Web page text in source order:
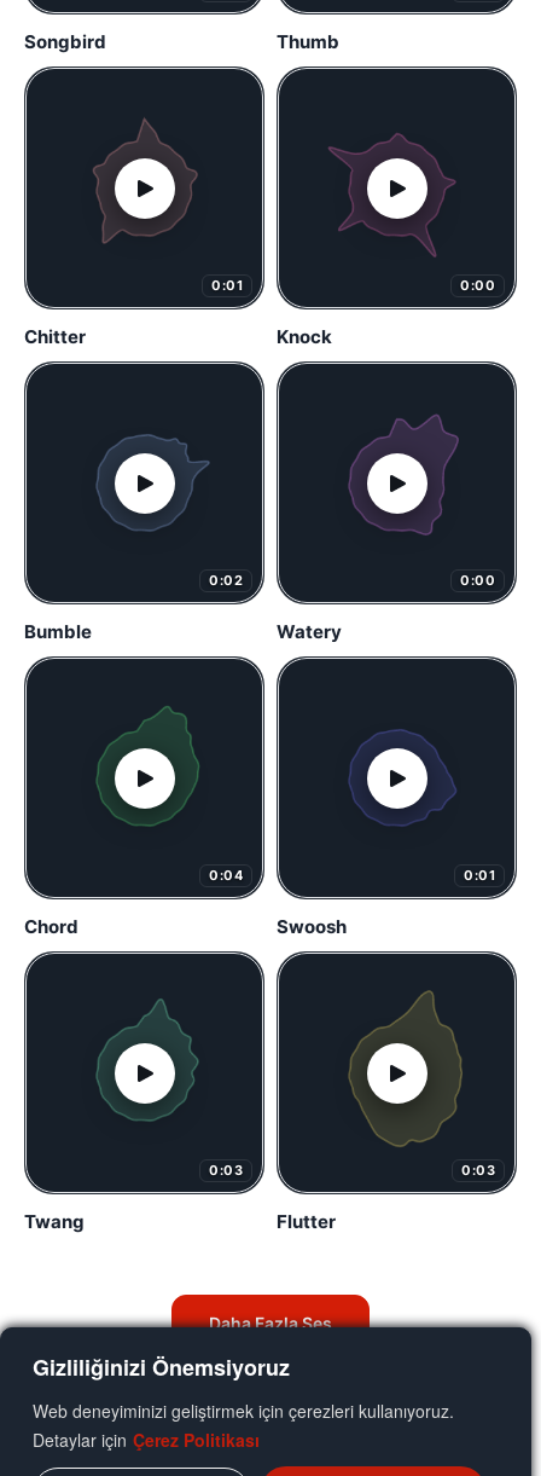
Gizliliğinizi Önemsiyoruz
Web deneyiminizi geliştirmek için çerezleri kullanıyoruz.
Detaylar için Çerez Politikası
Songbird Thumb
0:01
Chitter
0:00
Knock
0:02
Bumble
0:00
Watery
0:04
Chord
0:01
Swoosh
0:03
Twang
0:03
Flutter
Daha Fazla Ses